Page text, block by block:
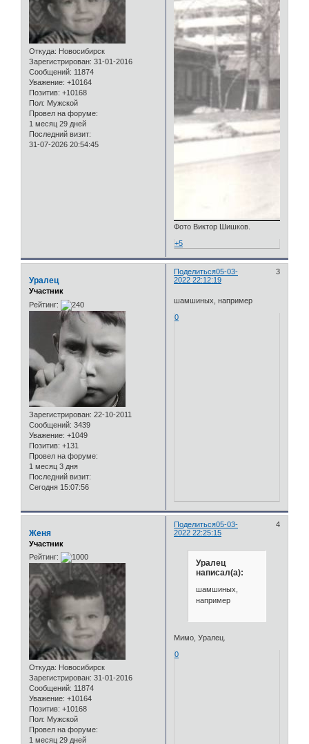
Откуда: Новосибирск
Зарегистрирован: 31-01-2016
Сообщений: 11874
Уважение: +10164
Позитив: +10168
Пол: Мужской
Провел на форуме:
1 месяц 29 дней
Последний визит:
31-07-2026 20:54:45
Фото Виктор Шишков.
+5
Поделиться 3
05-03-
2022 22:12:19
Уралец
Участник
Рейтинг:
Зарегистрирован: 22-10-2011
Сообщений: 3439
Уважение: +1049
Позитив: +131
Провел на форуме:
1 месяц 3 дня
Последний визит:
Сегодня 15:07:56
шамшиных, например
0
Поделиться 4
05-03-
2022 22:25:15
Женя
Участник
Рейтинг:
Откуда: Новосибирск
Зарегистрирован: 31-01-2016
Сообщений: 11874
Уважение: +10164
Позитив: +10168
Пол: Мужской
Провел на форуме:
1 месяц 29 дней
Уралец
написал(а):
шамшиных,
например
Мимо, Уралец.
0